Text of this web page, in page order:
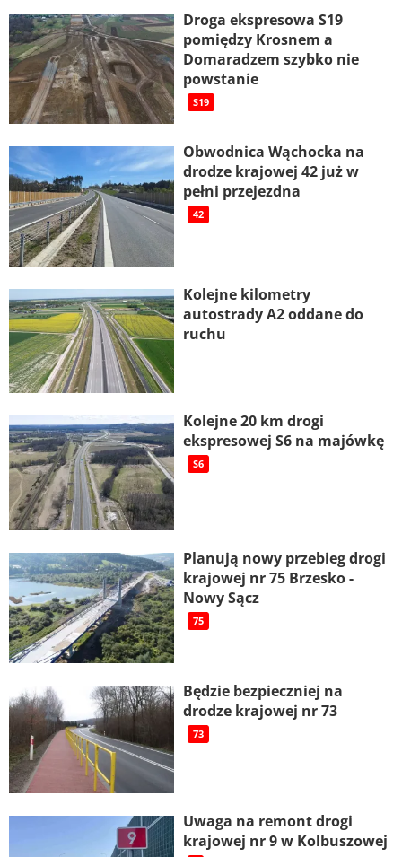
Droga ekspresowa S19
pomiędzy Krosnem a
Domaradzem szybko nie
powstanie
S19
Obwodnica Wąchocka na
drodze krajowej 42 już w
pełni przejezdna
42
Kolejne kilometry
autostrady A2 oddane do
ruchu
Kolejne 20 km drogi
ekspresowej S6 na majówkę
S6
Planują nowy przebieg drogi
krajowej nr 75 Brzesko -
Nowy Sącz
75
Będzie bezpieczniej na
drodze krajowej nr 73
73
Uwaga na remont drogi
krajowej nr 9 w Kolbuszowej